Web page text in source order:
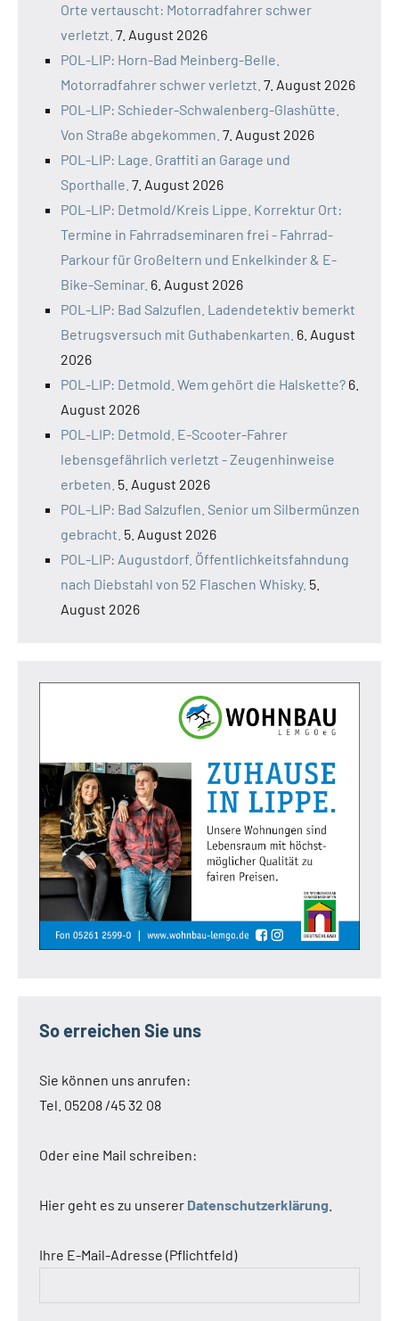
Orte vertauscht: Motorradfahrer schwer
verletzt. 7. August 2026
POL-LIP: Horn-Bad Meinberg-Belle.
Motorradfahrer schwer verletzt. 7. August 2026
POL-LIP: Schieder-Schwalenberg-Glashütte.
Von Straße abgekommen. 7. August 2026
POL-LIP: Lage. Graffiti an Garage und
Sporthalle. 7. August 2026
POL-LIP: Detmold/Kreis Lippe. Korrektur Ort:
Termine in Fahrradseminaren frei - Fahrrad-
Parkour für Großeltern und Enkelkinder & E-
Bike-Seminar. 6. August 2026
POL-LIP: Bad Salzuflen. Ladendetektiv bemerkt
Betrugsversuch mit Guthabenkarten. 6. August
2026
POL-LIP: Detmold. Wem gehört die Halskette? 6.
August 2026
POL-LIP: Detmold. E-Scooter-Fahrer
lebensgefährlich verletzt - Zeugenhinweise
erbeten. 5. August 2026
POL-LIP: Bad Salzuflen. Senior um Silbermünzen
gebracht. 5. August 2026
POL-LIP: Augustdorf. Öffentlichkeitsfahndung
nach Diebstahl von 52 Flaschen Whisky. 5.
August 2026
So erreichen Sie uns
Sie können uns anrufen:
Tel. 05208 /45 32 08
Oder eine Mail schreiben:
Hier geht es zu unserer Datenschutzerklärung
Ihre E-Mail-Adresse (Pflichtfeld)